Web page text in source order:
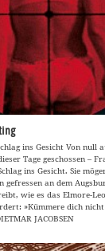
ins Gesicht Von null
Tage geschossen –
ins Gesicht. Sie
an dem
wie es das Elmore-
»Kümmere dich
JACOBSEN